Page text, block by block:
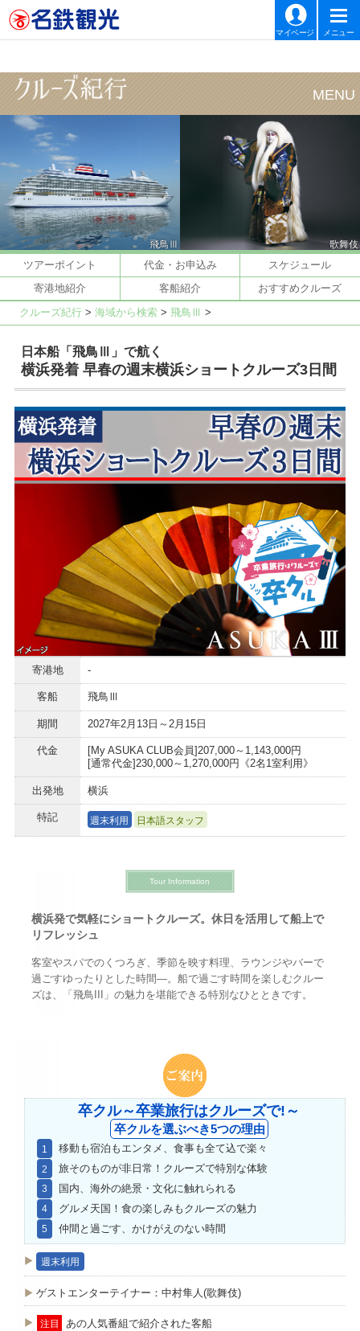
マイページ メニュー
飛鳥Ⅲ 歌舞伎
ツアーポイント 代金・お申込み
スケジュール
寄港地紹介
客船紹介 おすすめクルーズ
クルーズ紀行> 海域から検索> 飛鳥Ⅲ >
日本船「飛鳥Ⅲ」で航く
横浜発着 早春の週末横浜ショートクルーズ3日間
寄港地 -
客船 飛鳥Ⅲ
期間 2027年2月13日～2月15日
代金
[My ASUKA CLUB会員]207,000～1,143,000円
[通常代金]230,000～1,270,000円《2名1室利用》
出発地 横浜
特記 週末利用 日本語スタッフ
Tour Information
横浜発で気軽にショートクルーズ。休日を活用して船上で
リフレッシュ
客室やスパでのくつろぎ、季節を映す料理、ラウンジやバーで
過ごすゆったりとした時間—。船で過ごす時間を楽しむクルー
ズは、「飛鳥III」の魅力を堪能できる特別なひとときです。
卒クル～卒業旅行はクルーズで!～
卒クルを選ぶべき5つの理由
1 移動も宿泊もエンタメ、食事も全て込で楽々
2 旅そのものが非日常！クルーズで特別な体験
3 国内、海外の絶景・文化に触れられる
4 グルメ天国！食の楽しみもクルーズの魅力
5 仲間と過ごす、かけがえのない時間
週末利用
ゲストエンターテイナー：中村隼人(歌舞伎)
注目 あの人気番組で紹介された客船